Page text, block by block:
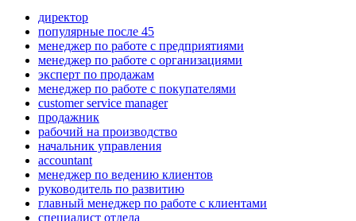
директор
популярные после 45
менеджер по работе с предприятиями
менеджер по работе с организациями
эксперт по продажам
менеджер по работе с покупателями
customer service manager
продажник
рабочий на производство
начальник управления
accountant
менеджер по ведению клиентов
руководитель по развитию
главный менеджер по работе с клиентами
специалист отдела